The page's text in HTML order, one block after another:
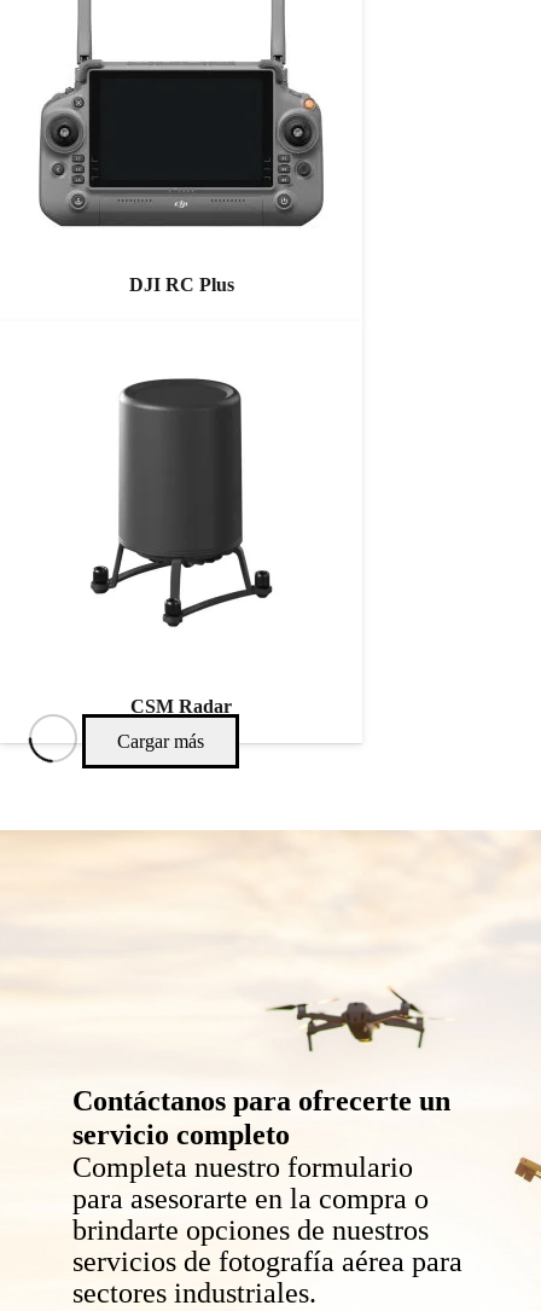
DJI RC Plus
CSM Radar
Cargar más
Contáctanos para ofrecerte un
servicio completo
Completa nuestro formulario
para asesorarte en la compra o
brindarte opciones de nuestros
servicios de fotografía aérea para
sectores industriales.